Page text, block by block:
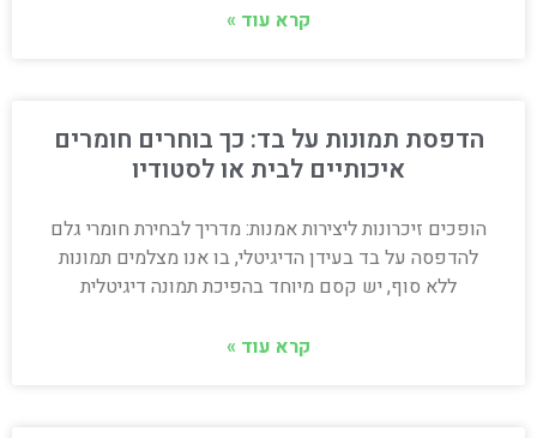
קרא עוד »
הדפסת תמונות על בד: כך בוחרים חומרים
איכותיים לבית או לסטודיו
הופכים זיכרונות ליצירות אמנות: מדריך לבחירת חומרי גלם
להדפסה על בד בעידן הדיגיטלי, בו אנו מצלמים תמונות
ללא סוף, יש קסם מיוחד בהפיכת תמונה דיגיטלית
קרא עוד »